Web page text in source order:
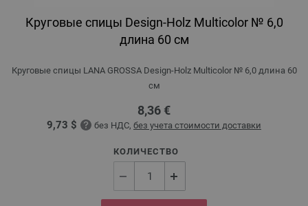
Круговые спицы Design-Holz Multicolor № 6,0
длина 60 см
Круговые спицы LANA GROSSA Design-Holz Multicolor № 6,0 длина 60
см
8,36 €
9,73 $ без НДС, без учета стоимости доставки
КОЛИЧЕСТВО